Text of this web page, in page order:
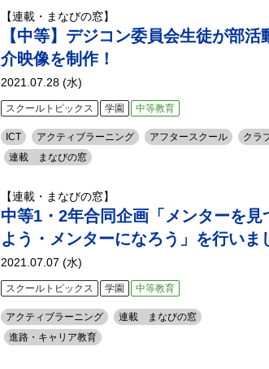
【連載・まなびの窓】
【中等】デジコン委員会生徒が部活
介映像を制作！
2021.07.28 (水)
スクールトピックス 学園 中等教育
ICT アクティブラーニング アフタースクール
クラ
連載 まなびの窓
【連載・まなびの窓】
中等1・2年合同企画「メンターを見
よう・メンターになろう」を行いま
2021.07.07 (水)
スクールトピックス 学園 中等教育
アクティブラーニング
連載 まなびの窓
進路・キャリア教育